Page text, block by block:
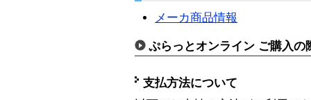
メーカ商品情報
ぷらっとオンライン ご購入の
支払方法について